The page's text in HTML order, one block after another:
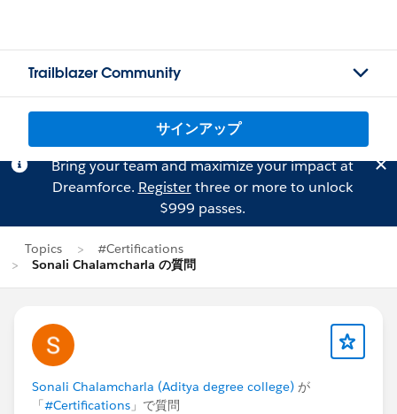
Trailblazer Community
サインアップ
Bring your team and maximize your impact at
Dreamforce. Registerthree or more to unlock
$999 passes.
Topics
#Certifications
Sonali Chalamcharla の質問
Sonali Chalamcharla (Aditya degree college) が
「#Certifications 」で質問